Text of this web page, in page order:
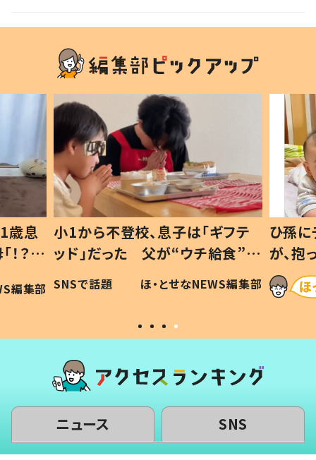
歳息
？」
編集部
小1から不登校、息子は「ギフテ
ッド」だった 父が“ウチ給食”を
作り続ける理由とは #令和の親
#令和の子
SNSで話題 ほ・とせなNEWS編集部
ひ孫
が、
「涙が
い」
ニュース SNS